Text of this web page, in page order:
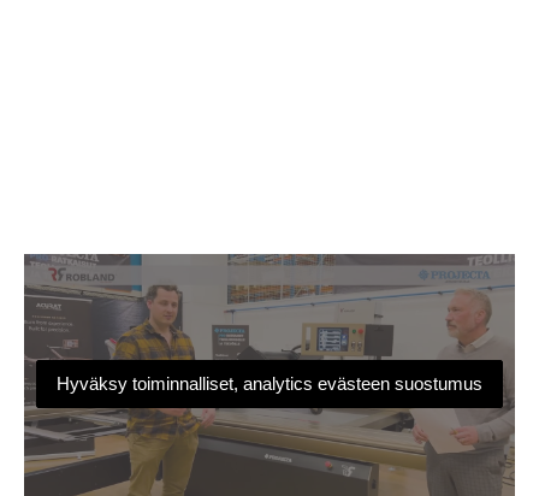
Hyväksy toiminnalliset, analytics evästeen suostumus